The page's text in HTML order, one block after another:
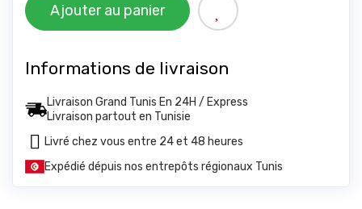
Ajouter au panier
Informations de livraison
Livraison Grand Tunis En 24H / Express
Livraison partout en Tunisie
Expédié dépuis nos entrepôts régionaux Tunis
Livré chez vous entre 24 et 48 heures